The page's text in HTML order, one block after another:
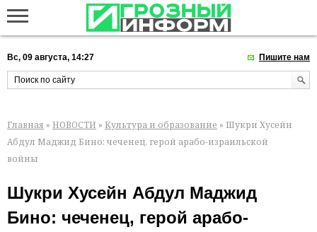
Вс, 09 августа, 14:27 Пишите нам
Главная » НОВОСТИ » Культура и образование » Шукри Хусейн
Абдул Маджид Бино: чеченец, герой арабо-израильской
войны
Шукри Хусейн Абдул Маджид
Бино: чеченец, герой арабо-